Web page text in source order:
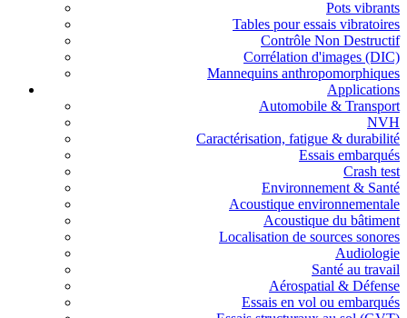
Pots vibrants
Tables pour essais vibratoires
Contrôle Non Destructif
Corrélation d'images (DIC)
Mannequins anthropomorphiques
Applications
Automobile & Transport
NVH
Caractérisation, fatigue & durabilité
Essais embarqués
Crash test
Environnement & Santé
Acoustique environnementale
Acoustique du bâtiment
Localisation de sources sonores
Audiologie
Santé au travail
Aérospatial & Défense
Essais en vol ou embarqués